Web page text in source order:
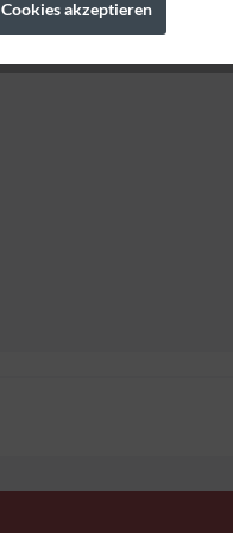
Cookies akzeptieren